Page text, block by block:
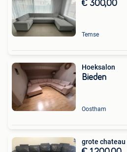
€ 300,00
Temse
Hoeksalon
Bieden
Oostham
grote chateau